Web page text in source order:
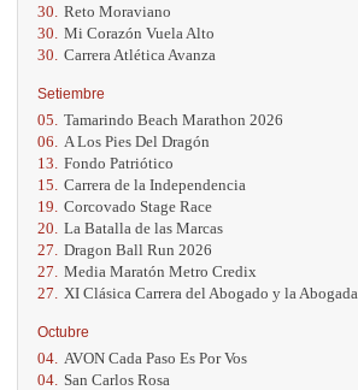
30. Reto Moraviano
30. Mi Corazón Vuela Alto
30. Carrera Atlética Avanza
Setiembre
05. Tamarindo Beach Marathon 2026
06.
A Los Pies Del Dragón
13. Fondo Patriótico
15. Carrera de la Independencia
19. Corcovado Stage Race
20. La Batalla de las Marcas
27. Dragon Ball Run 2026
27. Media Maratón Metro Credix
27.
XI Clásica Carrera del Abogado y la Abogada
Octubre
04. AVON Cada Paso Es Por Vos
04. San Carlos Rosa